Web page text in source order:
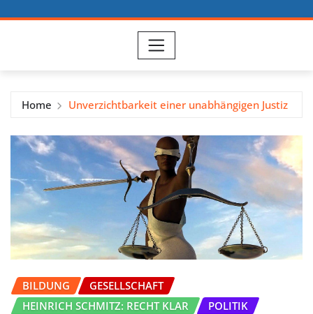
Home Unverzichtbarkeit einer unabhängigen Justiz
BILDUNG
GESELLSCHAFT
HEINRICH SCHMITZ: RECHT KLAR
POLITIK